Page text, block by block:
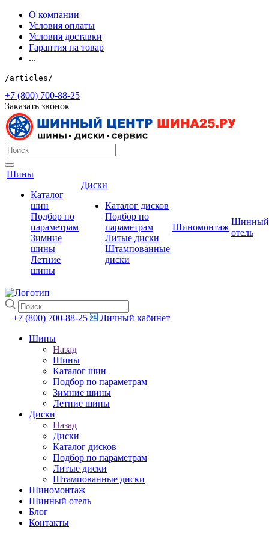
О компании
Условия оплаты
Условия доставки
Гарантия на товар
...
/articles/
+7 (800) 700-88-25
Заказать звонок
Шины
Каталог
шин
Подбор по
параметрам
Зимние
шины
Летние
шины
Диски
Каталог дисков
Подбор по
параметрам
Литые диски
Штампованные
диски
Шиномонтаж
Шинный
отель
+7 (800) 700-88-25
Личный кабинет
Шины
Назад
Шины
Каталог шин
Подбор по параметрам
Зимние шины
Летние шины
Диски
Назад
Диски
Каталог дисков
Подбор по параметрам
Литые диски
Штампованные диски
Шиномонтаж
Шинный отель
Блог
Контакты